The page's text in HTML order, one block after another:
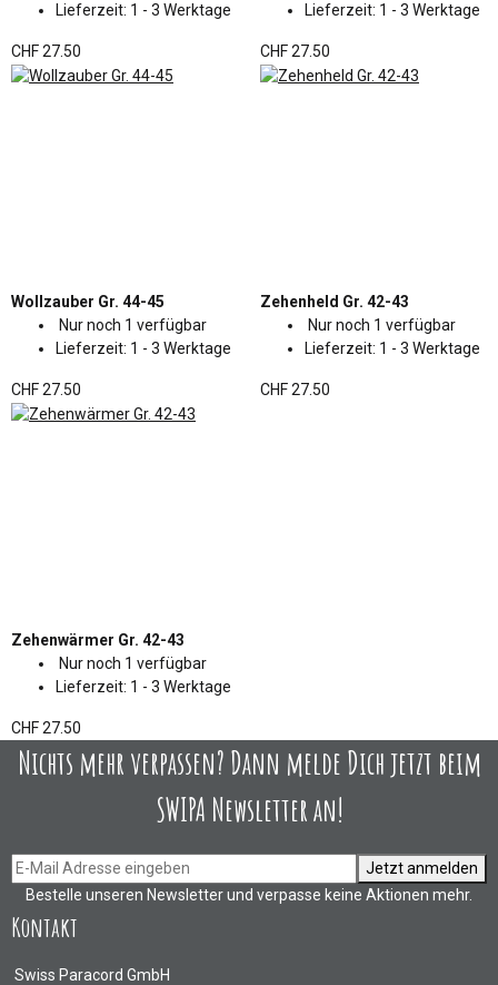
Lieferzeit: 1 - 3 Werktage
CHF 27.50
Lieferzeit: 1 - 3 Werktage
CHF 27.50
Wollzauber Gr. 44-45
Nur noch 1 verfügbar
Lieferzeit: 1 - 3 Werktage
CHF 27.50
Zehenheld Gr. 42-43
Nur noch 1 verfügbar
Lieferzeit: 1 - 3 Werktage
CHF 27.50
Zehenwärmer Gr. 42-43
Nur noch 1 verfügbar
Lieferzeit: 1 - 3 Werktage
CHF 27.50
Nichts mehr verpassen? Dann melde Dich jetzt beim
SWIPA Newsletter an!
Jetzt anmelden
Bestelle unseren Newsletter und verpasse keine Aktionen mehr.
Kontakt
Swiss Paracord GmbH